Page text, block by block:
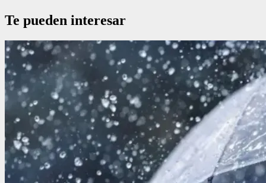
Te pueden interesar